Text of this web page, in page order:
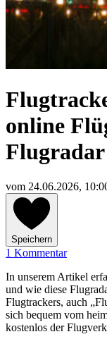
online
Flugradar
vom 24.06.2026,
Speichern
1 Kommentar
In unserem Artikel
und wie diese
Flugtrackers, auch
sich bequem vom
kostenlos der